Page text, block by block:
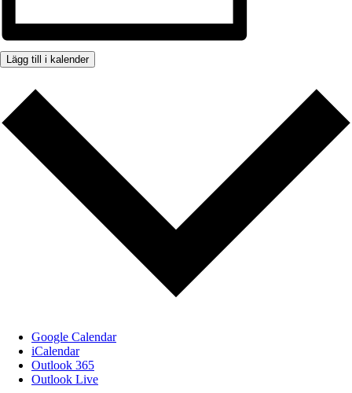
Lägg till i kalender
Google Calendar
iCalendar
Outlook 365
Outlook Live